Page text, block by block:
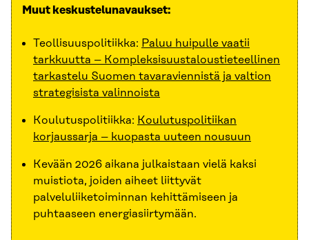
Muut keskustelunavaukset:
Teollisuuspolitiikka: Paluu huipulle vaatii
tarkkuutta – Kompleksisuustaloustieteellinen
tarkastelu Suomen tavaraviennistä ja valtion
strategisista valinnoista
Koulutuspolitiikka: Koulutuspolitiikan
korjaussarja – kuopasta uuteen nousuun
Kevään 2026 aikana julkaistaan vielä kaksi
muistiota, joiden aiheet liittyvät
palveluliiketoiminnan kehittämiseen ja
puhtaaseen energiasiirtymään.